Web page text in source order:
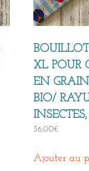
XL POUR
EN
BIO/
36,00€
Ajouter au